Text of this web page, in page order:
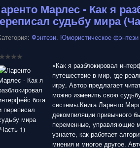
Марлес - Как я
судьбу мира
Фэнтези. Юмористическое фэнтези
«Как я разблокировал
путешествие в мир, где
игру. Автор предлагает
можно изменить свою
системы.Книга Ларенто
декомпиляции привычного
переменные, управляющие
узнаете, как работает
мнения и многое другое.